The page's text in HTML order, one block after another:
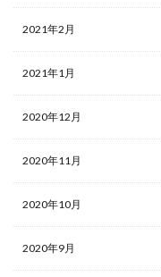
2021年2月
2021年1月
2020年12月
2020年11月
2020年10月
2020年9月